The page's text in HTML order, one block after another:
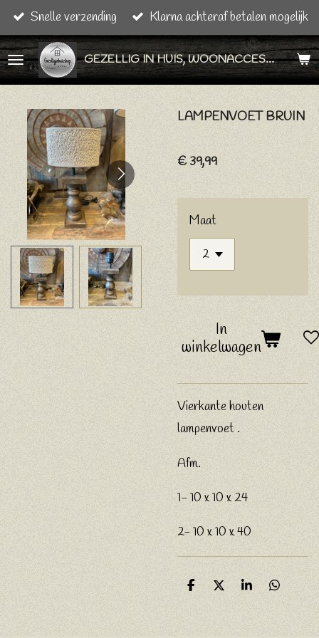
Ga
direct
naar
de
hoofdinhoud
GEZELLIG IN HUIS, WOONACCESSOIRES & CADEAU ARTIKELEN
Snelle verzending Klarna achteraf betalen mogelijk
LAMPENVOET BRUIN
€ 39,99
Maat
In
winkelwagen
Vierkante houten
lampenvoet .
Afm.
1- 10 x 10 x 24
2- 10 x 10 x 40
D
D
S
D